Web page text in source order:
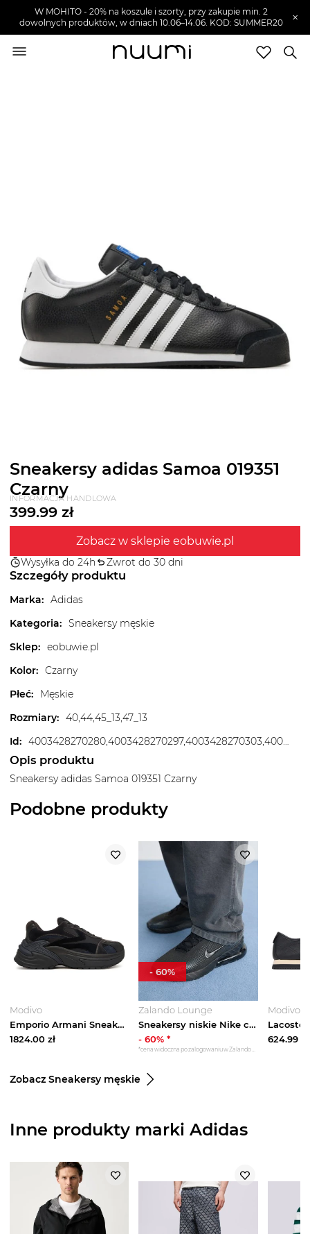
W MOHITO - 20% na koszule i szorty, przy zakupie min. 2
dowolnych produktów, w dniach 10.06–14.06. KOD: SUMMER20
×
Sneakersy adidas Samoa 019351
Czarny
INFORMACJA HANDLOWA
399.99 zł
Zobacz w sklepie eobuwie.pl
Wysyłka do 24h Zwrot do 30 dni
Szczegóły produktu
Marka: Adidas
Kategoria: Sneakersy męskie
Sklep: eobuwie.pl
Kolor: Czarny
Płeć:
Męskie
Rozmiary: 40,44,45_13,47_13
Id: 4003428270280,4003428270297,4003428270303,4003428270310,4003428270327,4003428270334,4003428270341,4003428270358,4003428270365,4003428270372,4003428270389,4003428270396,4003428270402,4003428270419
Opis produktu
Sneakersy adidas Samoa 019351 Czarny
Podobne produkty
Modivo
Emporio Armani Sneakersy EM004828 AF23184 Czarny
1824.00 zł
Zalando Lounge
Sneakersy niskie Nike czarny
-60% *
-60%
Modivo
624.99zł
Zobacz Sneakersy męskie
Inne produkty marki Adidas